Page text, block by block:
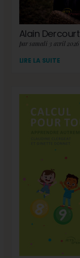
Alain Dercourt
LIRE LA SUITE